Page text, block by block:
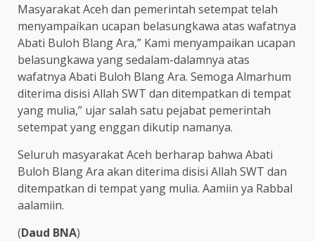
Masyarakat Aceh dan pemerintah setempat telah
menyampaikan ucapan belasungkawa atas wafatnya
Abati Buloh Blang Ara,” Kami menyampaikan ucapan
belasungkawa yang sedalam-dalamnya atas
wafatnya Abati Buloh Blang Ara. Semoga Almarhum
diterima disisi Allah SWT dan ditempatkan di tempat
yang mulia,” ujar salah satu pejabat pemerintah
setempat yang enggan dikutip namanya.
Seluruh masyarakat Aceh berharap bahwa Abati
Buloh Blang Ara akan diterima disisi Allah SWT dan
ditempatkan di tempat yang mulia. Aamiin ya Rabbal
aalamiin.
(Daud BNA)